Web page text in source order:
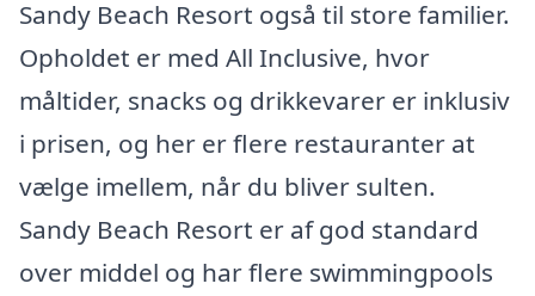
Sandy Beach Resort også til store familier.
Opholdet er med All Inclusive, hvor
måltider, snacks og drikkevarer er inklusiv
i prisen, og her er flere restauranter at
vælge imellem, når du bliver sulten.
Sandy Beach Resort er af god standard
over middel og har flere swimmingpools